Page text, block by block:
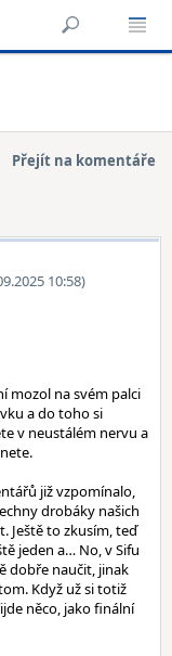
Přejít na komentáře
10:58)
mozol na svém palci
a do toho si
v neustálém nervu a
již vzpomínalo,
drobáky našich
Ještě to zkusím, teď
jeden a… No, v Sifu
dobře naučit, jinak
Když už si totiž
něco, jako finální